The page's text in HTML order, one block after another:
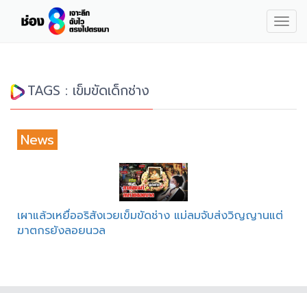
TAGS : เข็มขัดเด็กช่าง
News
เผาแล้วเหยื่ออริสังเวยเข็มขัดช่าง แม่ลมจับส่งวิญญานแต่
ฆาตกรยังลอยนวล